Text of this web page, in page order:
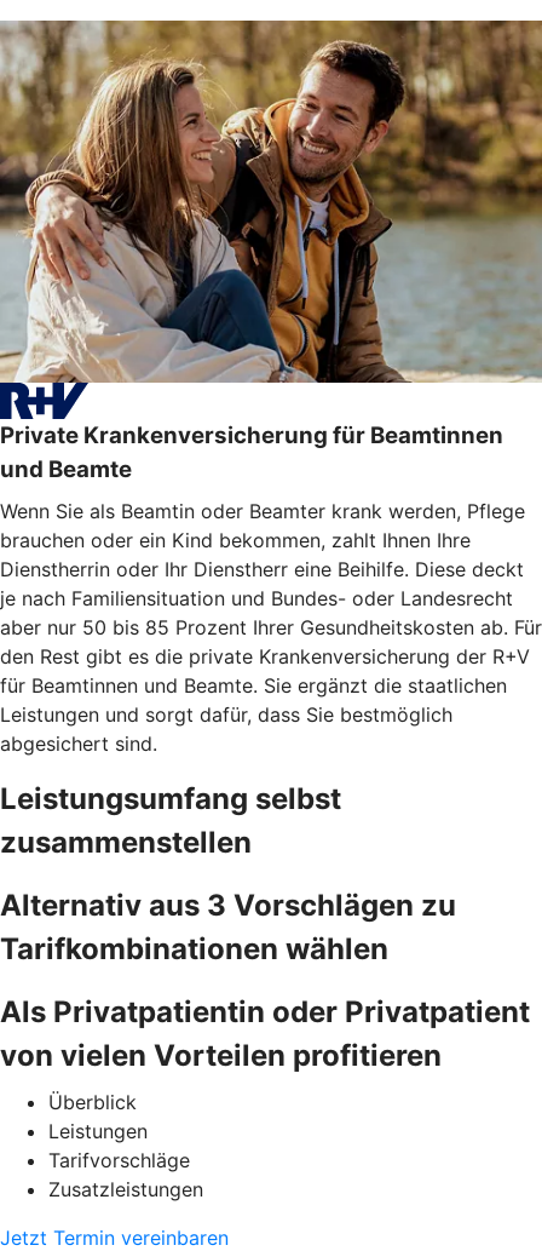
Private Krankenversicherung für Beamtinnen
und Beamte
Wenn Sie als Beamtin oder Beamter krank werden, Pflege
brauchen oder ein Kind bekommen, zahlt Ihnen Ihre
Dienstherrin oder Ihr Dienstherr eine Beihilfe. Diese deckt
je nach Familiensituation und Bundes- oder Landesrecht
aber nur 50 bis 85 Prozent Ihrer Gesundheitskosten ab. Für
den Rest gibt es die private Krankenversicherung der R+V
für Beamtinnen und Beamte. Sie ergänzt die staatlichen
Leistungen und sorgt dafür, dass Sie bestmöglich
abgesichert sind.
Leistungsumfang selbst
zusammenstellen
Alternativ aus 3 Vorschlägen zu
Tarifkombinationen wählen
Als Privatpatientin oder Privatpatient
von vielen Vorteilen profitieren
Überblick
Leistungen
Tarifvorschläge
Zusatzleistungen
Jetzt Termin vereinbaren